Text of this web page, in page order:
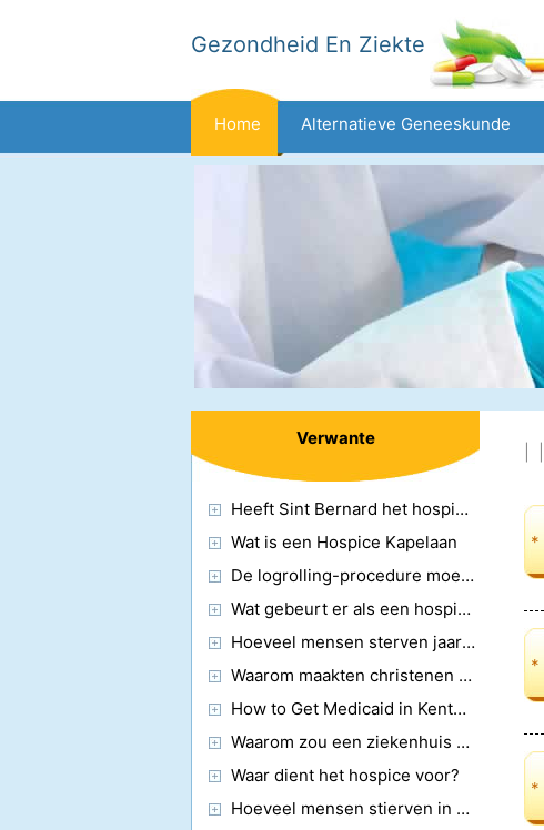
Gezondheid En Ziekte
Home Alternatieve Geneeskunde
Gezinsgezondheid
*
*
*
Verwante
Heeft Sint Bernard het hospice in St. Pass gebouwd?
Wat is een Hospice Kapelaan
De logrolling-procedure moet altijd worden gebruikt bij patiënten die?
Wat gebeurt er als een hospice-patiënt overlijdt en de familie het zich kan permitteren om de patiënt te begraven?
Hoeveel mensen sterven jaarlijks aan de pest?
Waarom maakten christenen het eerste hospice?
How to Get Medicaid in Kentucky
Waarom zou een ziekenhuis een hospice inschakelen als de patiënt geen kanker heeft?
Waar dient het hospice voor?
Hoeveel mensen stierven in de middeleeuwen aan geslachtsziekten?